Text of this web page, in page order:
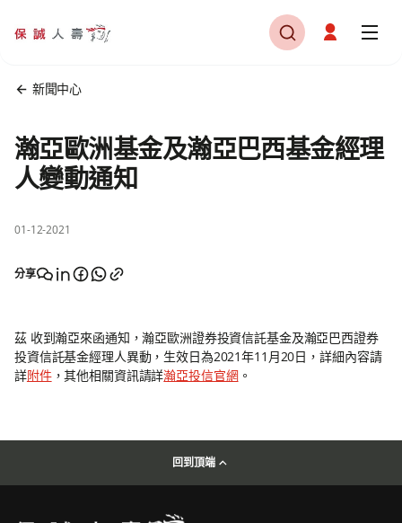
新聞中心
瀚亞歐洲基金及瀚亞巴西基金經理
人變動通知
01-12-2021
分享
茲 收到瀚亞來函通知，瀚亞歐洲證券投資信託基金及瀚亞巴西證券
投資信託基金經理人異動，生效日為2021年11月20日，詳細內容請
詳附件，其他相關資訊請詳瀚亞投信官網。
回到頂端